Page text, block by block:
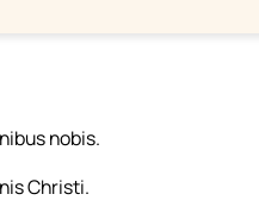
nobis.
Christi.